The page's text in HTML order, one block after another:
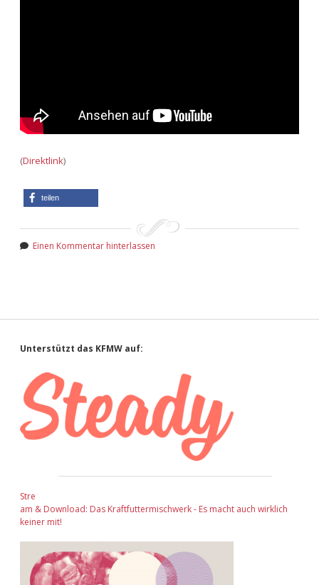
(Direktlink)
teilen
Einen Kommentar hinterlassen
Sidebar
Unterstützt das KFMW auf:
Stre
am & Download: Das Kraftfuttermischwerk - Es macht auch wirklich
keiner mit!